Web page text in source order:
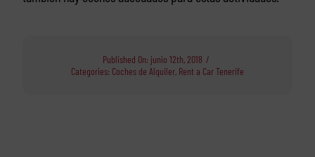
Published On: junio 12th, 2018 /
Categories: Coches de Alquiler, Rent a Car Tenerife